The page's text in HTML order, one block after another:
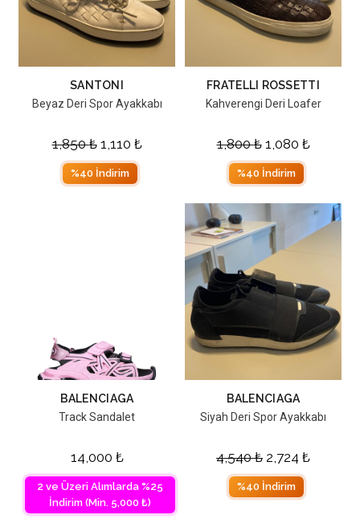
SANTONI
Beyaz Deri Spor Ayakkabı
1,850₺ 1,110 ₺
%40 İndirim
FRATELLI ROSSETTI
Kahverengi Deri Loafer
1,800₺ 1,080 ₺
%40 İndirim
BALENCIAGA
Track Sandalet
14,000 ₺
2 ve Üzeri Alımlarda %25
İndirim (Min. 5,000 ₺)
BALENCIAGA
Siyah Deri Spor Ayakkabı
4,540₺ 2,724 ₺
%40 İndirim